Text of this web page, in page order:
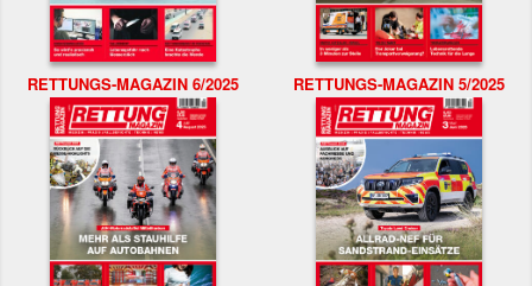
RETTUNGS-MAGAZIN 6/2025 RETTUNGS-MAGAZIN 5/2025